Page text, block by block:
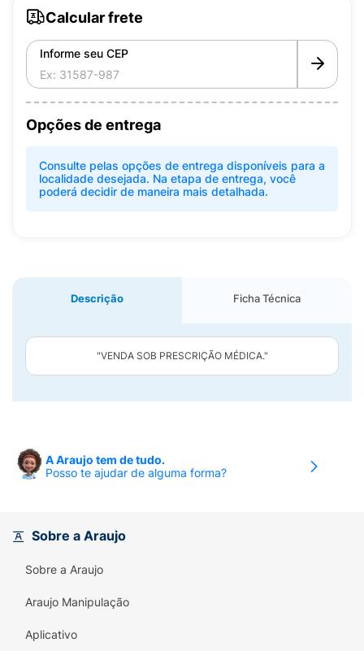
Calcular frete
Informe seu CEP
Opções de entrega
Consulte pelas opções de entrega disponíveis para a
localidade desejada. Na etapa de entrega, você
poderá decidir de maneira mais detalhada.
Descrição Ficha Técnica
"VENDA SOB PRESCRIÇÃO MÉDICA."
A Araujo tem de tudo.
Posso te ajudar de alguma forma?
Sobre a Araujo
Sobre a Araujo
Araujo Manipulação
Aplicativo